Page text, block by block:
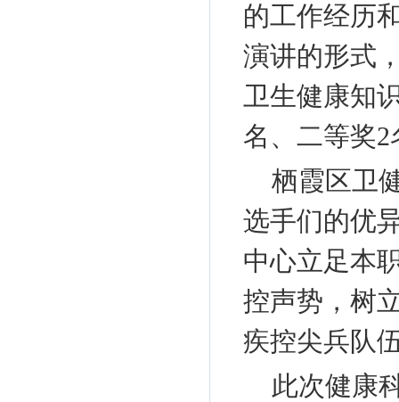
的工作经历
演讲的形式
卫生健康知
名、二等奖2
栖霞区卫
选手们的优
中心立足本
控声势，树
疾控尖兵队
此次健康